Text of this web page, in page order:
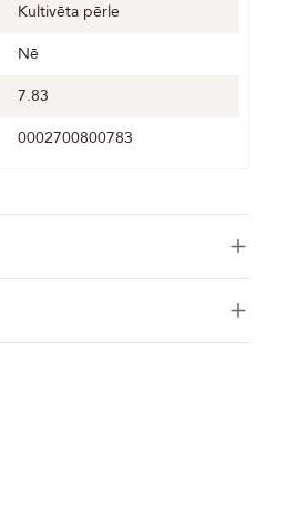
Kultivēta pērle
Nē
7.83
0002700800783